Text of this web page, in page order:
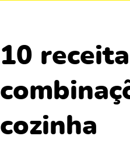
10 receitas de sushi califórnia com
cozinha